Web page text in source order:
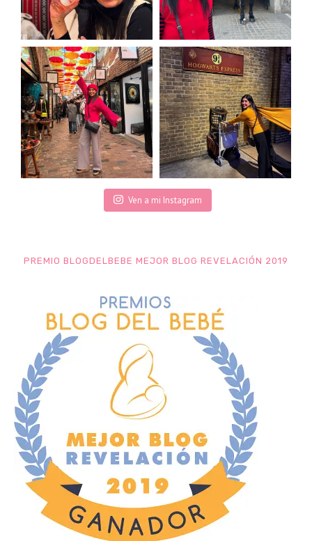
Ven a mi Instagram
PREMIO BLOGDELBEBE MEJOR BLOG REVELACIÓN 2019